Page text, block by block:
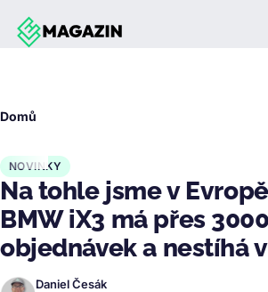
Přejít k hlavnímu obsahu
Domů
NOVINKY
Na tohle jsme v
BMW iX3 má přes 3000
objednávek a nestíhá
Daniel Česák